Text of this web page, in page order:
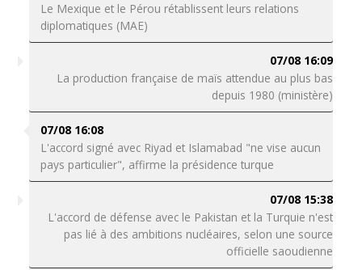
Le Mexique et le Pérou rétablissent leurs relations
diplomatiques (MAE)
07/08 16:09
La production française de maïs attendue au plus bas
depuis 1980 (ministère)
07/08 16:08
L'accord signé avec Riyad et Islamabad "ne vise aucun
pays particulier", affirme la présidence turque
07/08 15:38
L'accord de défense avec le Pakistan et la Turquie n'est
pas lié à des ambitions nucléaires, selon une source
officielle saoudienne